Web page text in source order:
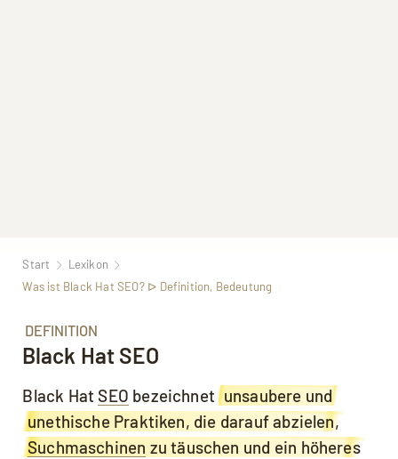
Start
Lexikon
Was ist Black Hat SEO? ᐅ Definition, Bedeutung
DEFINITION
Black Hat SEO
Black Hat SEO bezeichnet unsaubere und
unethische Praktiken, die darauf abzielen,
Suchmaschinen zu täuschen und ein höheres